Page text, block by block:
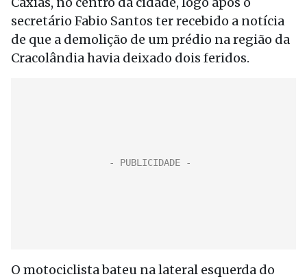
secretário Fabio Santos ter recebido a notícia
de que a demolição de um prédio na região da
Cracolândia havia deixado dois feridos.
O motociclista bateu na lateral esquerda do